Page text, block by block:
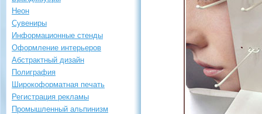
Неон
Сувениры
Информационные стенды
Оформление интерьеров
Абстрактный дизайн
Полиграфия
Широкоформатная печать
Регистрация рекламы
Промышленный альпинизм